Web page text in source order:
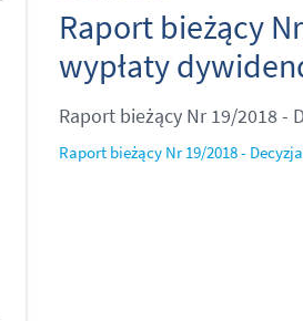
Raport bieżący
wypłaty
Raport bieżący Nr 19/2018 -
Raport bieżący Nr 19/2018 -